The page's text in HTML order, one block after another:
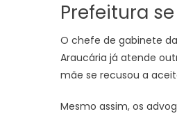
Prefeitura
O chefe de gabinete
Araucária já atende
mãe se recusou a
Mesmo assim, os